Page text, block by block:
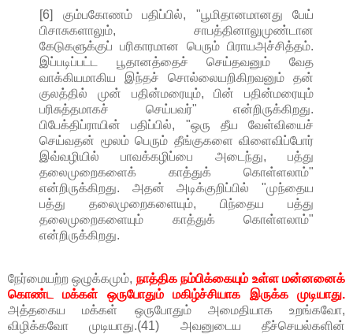
[6] கும்பகோணம் பதிப்பில், "பூமிதானமானது பேய்
பிசாசுகளாலும், சாபத்தினாலுமுண்டான
கேடுகளுக்குப் பரிகாரமான பெரும் பிராயஅச்சித்தம்.
இப்படிப்பட்ட பூதானத்தைச் செய்தவனும் வேத
வாக்கியமாகிய இந்தச் சொல்லையறிகிறவனும் தன்
குலத்தில் முன் பதின்மரையும், பின் பதின்மரையும்
பரிசுத்தமாகச் செய்பவர்" என்றிருக்கிறது.
பிபேக்திப்ராயின் பதிப்பில், "ஒரு தீய வேள்வியைச்
செய்வதன் மூலம் பெரும் தீங்குகளை விளைவிப்போர்
இவ்வழியில் பாவக்கழிப்பை அடைந்து, பத்து
தலைமுறைகளைக் காத்துக் கொள்ளலாம்"
என்றிருக்கிறது. அதன் அடிக்குறிப்பில் "முந்தைய
பத்து தலைமுறைகளையும், பிந்தைய பத்து
தலைமுறைகளையும் காத்துக் கொள்ளலாம்"
என்றிருக்கிறது.
நேர்மையற்ற ஒழுக்கமும், நாத்திக நம்பிக்கையும் உள்ள மன்னனைக்
கொண்ட மக்கள் ஒருபோதும் மகிழ்ச்சியாக இருக்க முடியாது.
அத்தகைய மக்கள் ஒருபோதும் அமைதியாக உறங்கவோ,
விழிக்கவோ முடியாது.(41) அவனுடைய தீச்செயல்களின்